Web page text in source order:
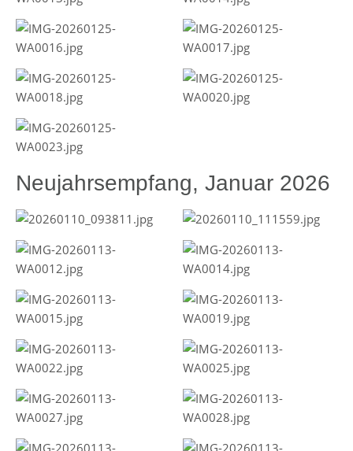
Neujahrsempfang, Januar 2026